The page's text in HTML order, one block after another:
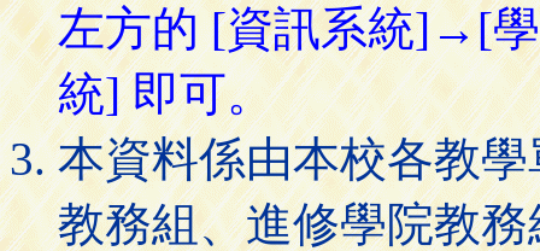
左方的 [資訊系統]→[
統] 即可。
本資料係由本校各教
教務組、進修學院教